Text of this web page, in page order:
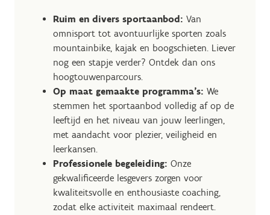
Ruim en divers sportaanbod: Van
omnisport tot avontuurlijke sporten zoals
mountainbike, kajak en boogschieten. Liever
nog een stapje verder? Ontdek dan ons
hoogtouwenparcours.
Op maat gemaakte programma’s: We
stemmen het sportaanbod volledig af op de
leeftijd en het niveau van jouw leerlingen,
met aandacht voor plezier, veiligheid en
leerkansen.
Professionele begeleiding: Onze
gekwalificeerde lesgevers zorgen voor
kwaliteitsvolle en enthousiaste coaching,
zodat elke activiteit maximaal rendeert.